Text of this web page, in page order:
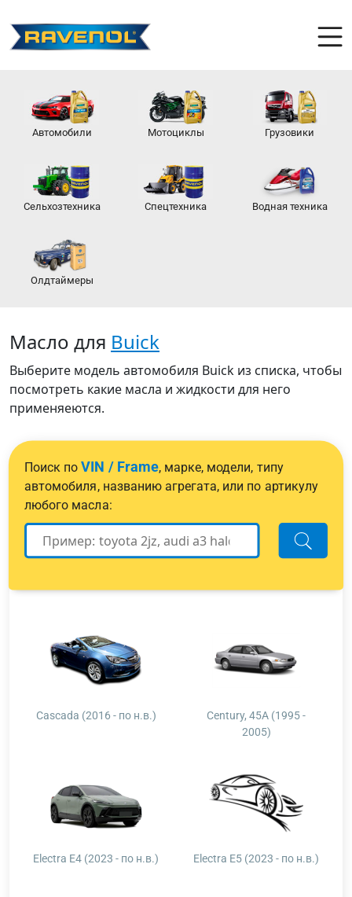
Автомобили Мотоциклы Грузовики
Сельхозтехника Спецтехника Водная техника
Олдтаймеры
Масло для Buick
Выберите модель автомобиля Buick из списка, чтобы
посмотреть какие масла и жидкости для него
применяеются.
Поиск поVIN / Frame, марке, модели, типу
автомобиля, названию агрегата, или по артикулу
любого масла:
Cascada (2016 - по н.в.)
Century, 45A (1995 -
2005)
Electra E4 (2023 - по н.в.) Electra E5 (2023 - по н.в.)